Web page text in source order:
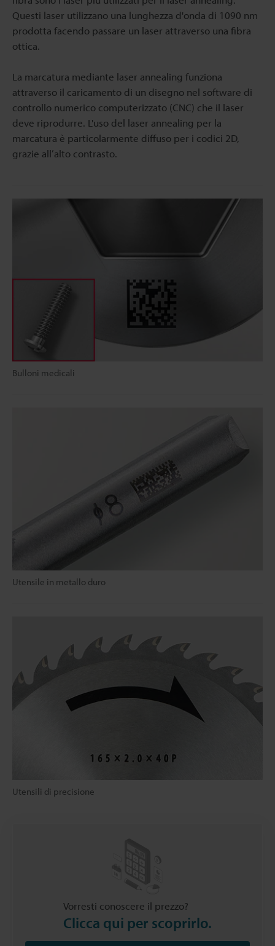
Questi laser utilizzano una lunghezza d'onda di 1090 nm
prodotta facendo passare un laser attraverso una fibra
ottica.
La marcatura mediante laser annealing funziona
attraverso il caricamento di un disegno nel software di
controllo numerico computerizzato (CNC) che il laser
deve riprodurre. L'uso del laser annealing per la
marcatura è particolarmente diffuso per i codici 2D,
grazie all’alto contrasto.
Bulloni medicali
Utensile in metallo duro
Utensili di precisione
Vorresti conoscere il prezzo?
Clicca qui per scoprirlo.